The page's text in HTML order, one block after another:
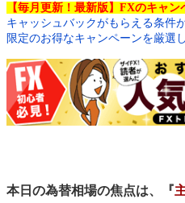
【毎月更新！最新版】FXのキャン
キャッシュバックがもらえる条件
限定のお得なキャンペーンを厳選
本日の為替相場の焦点は、『